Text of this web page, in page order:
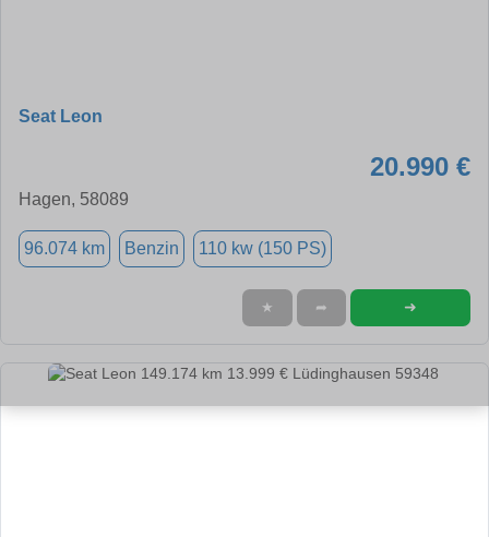
Seat Leon
20.990 €
Hagen, 58089
96.074 km Benzin 110 kw (150 PS)
★ ➦ ➜